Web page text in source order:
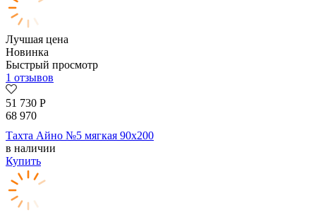
Лучшая цена
Новинка
Быстрый просмотр
1 отзывов
51 730 Р
68 970
Тахта Айно №5 мягкая 90х200
в наличии
Купить